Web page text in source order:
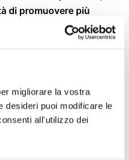
migliorare la vostra
desideri puoi modificare le
all'utilizzo dei
di promuovere più
Ogni video, della
una finestra aperta
destineremo 9.000
dei video (e alla
800 euro alla